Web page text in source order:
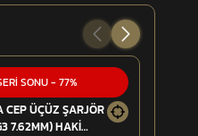
SONU- 77%
CEP ÜÇÜZ ŞARJÖR
7.62MM) HAKİ